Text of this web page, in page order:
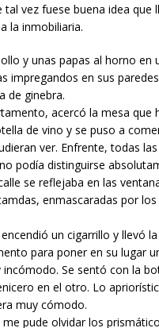
tal vez fuese buena idea que
la inmobiliaria.
y unas papas al horno en
impregandos en sus
de ginebra.
acercó la mesa que
de vino y se puso a
ver. Enfrente, todas
podía distinguirse
se reflejaba en las
enmascaradas por
un cigarrillo y llevó
para poner en su lugar
Se sentó con la
en el otro. Lo
muy cómodo.
pude olvidar los